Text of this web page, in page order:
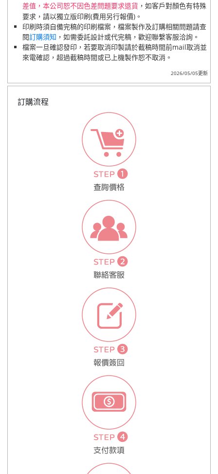
差值，本公司恕不因色差問題要求退貨 ，如客戶對顏色有特殊
要求，請以獨立版印刷(費用另行報價)。
印刷時須自備完稿的印刷檔案，檔案製作及訂購相關問題請查
閱訂購須知 ，如需委託設計或代完稿，歡迎聯繫客服洽詢。
檔案一旦確認發印，若要取消印製請於截稿時間前mail取消並
來電確認，超過截稿時間或已上機製作恕不取消。
2026/05/05更新
訂購流程